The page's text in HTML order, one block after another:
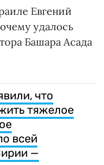
Евгений
удалось
Башара Асада
что
тяжелое
всей
—